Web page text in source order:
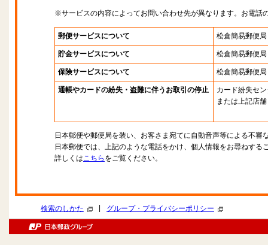
※サービスの内容によってお問い合わせ先が異なります。お電話
郵便サービスについて 松倉簡易郵便局
貯金サービスについて 松倉簡易郵便局
保険サービスについて 松倉簡易郵便局
通帳やカードの紛失・盗難に伴うお取引の停止
カード紛失セ
または上記店舗
日本郵便や郵便局を装い、お客さま宛てに自動音声等による不審
日本郵便では、上記のような電話をかけ、個人情報をお尋ねする
詳しくはこちら をご覧ください。
検索のしかた グループ・プライバシーポリシー